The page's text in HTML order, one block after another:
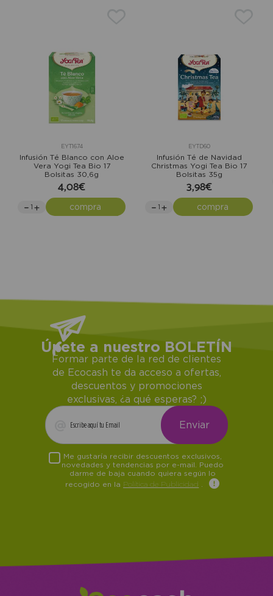
EYT1674
Infusión Té Blanco con Aloe
Vera Yogi Tea Bio 17
Bolsitas 30,6g
4,08€
compra
EYTD60
Infusión Té de Navidad
Christmas Yogi Tea Bio 17
Bolsitas 35g
3,98€
compra
Únete a nuestro BOLETÍN
Formar parte de la red de clientes
de Ecocash te da acceso a ofertas,
descuentos y promociones
exclusivas, ¿a qué esperas? ;)
Me gustaría recibir descuentos exclusivos,
novedades y tendencias por e-mail. Puedo
darme de baja cuando quiera según lo
recogido en la Política de Publicidad